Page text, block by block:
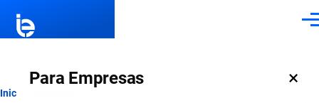
Para Empresas ×
Ruta
Inicio